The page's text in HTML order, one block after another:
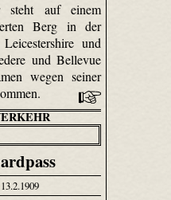
steht auf einem
Berg in der
und
und Bellevue
wegen seiner